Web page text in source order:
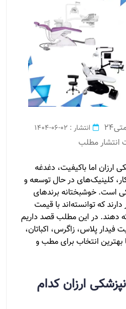
انتشار : 02-06-1404
مطلب
ارزان اما باکیفیت، دغدغه
کلینیک‌های در حال توسعه و
است. خوشبختانه برندهای
که توانسته‌اند با قیمت
دهند. در این مطلب قصد داریم
فیدار پلاس، زاگرس، اکباتان،
بهترین انتخاب برای مطب و
ارزان کدام